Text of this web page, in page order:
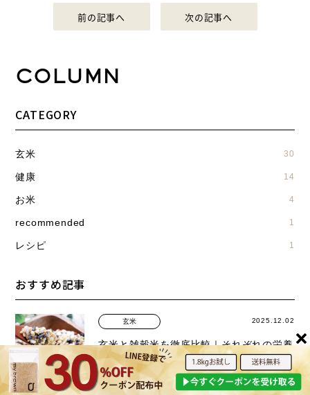
前の記事へ 次の記事へ
COLUMN
CATEGORY
玄米 30
健康 14
お米 4
recommended 1
レシピ 1
おすすめ記事
玄米 2025.12.02
玄米と雑穀米を徹底比較｜それぞれの栄養
価や美味しく炊き上げるコツを解説